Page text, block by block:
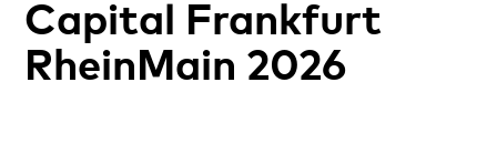
Capital Frankfurt
RheinMain 2026